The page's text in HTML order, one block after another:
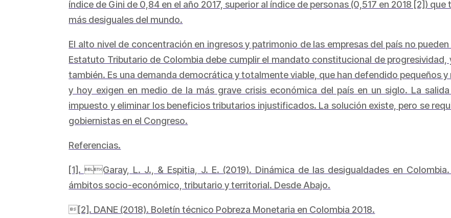
índice de Gini de 0,84 en el año 2017, superior al índice de personas (0,517 en 2018 [2])
más desiguales del mundo.
El alto nivel de concentración en ingresos y patrimonio de las empresas del país no
Estatuto Tributario de Colombia debe cumplir el mandato constitucional de progresividad,
también. Es una demanda democrática y totalmente viable, que han defendido pequeños
y hoy exigen en medio de la más grave crisis económica del país en un siglo. La
impuesto y eliminar los beneficios tributarios injustificados. La solución existe, pero se
gobiernistas en el Congreso.
Referencias.
[1]. Garay, L. J., & Espitia, J. E. (2019). Dinámica de las desigualdades en
ámbitos socio-económico, tributario y territorial. Desde Abajo.
[2]. DANE (2018). Boletín técnico Pobreza Monetaria en Colombia 2018.